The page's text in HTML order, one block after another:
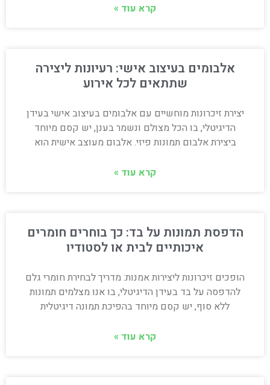
קרא עוד »
אלבומים בעיצוב אישי: רעיונות ליצירה
שתתאים לכל אירוע
יצירת זיכרונות מוחשיים עם אלבומים בעיצוב אישי בעידן
הדיגיטלי, בו הכל מצולם ונשמר בענן, יש קסם מיוחד
ביצירת אלבום תמונות פיזי. אלבום מעוצב אישית הוא
קרא עוד »
הדפסת תמונות על בד: כך בוחרים חומרים
איכותיים לבית או לסטודיו
הופכים זיכרונות ליצירות אמנות: מדריך לבחירת חומרי גלם
להדפסה על בד בעידן הדיגיטלי, בו אנו מצלמים תמונות
ללא סוף, יש קסם מיוחד בהפיכת תמונה דיגיטלית
קרא עוד »